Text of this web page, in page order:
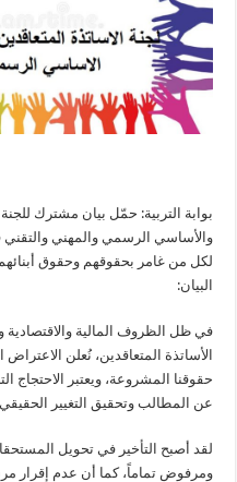
بوابة التربية: حمّل بيان مشترك للجنة
والأساسي الرسمي والمهني والتقني
لكل من غامر بحقوقهم وحقوق
البيان:
في ظل الظروف المالية والاقتصادية
الأساتذة المتعاقدين، نُعلن
حقوقنا المشروعة، ويعتبر الاحتجاج
عن المطالب وتحقيق التغيير الحقيقي
لقد أصبح التأخير في تحويل
ومرفوض تماماً، كما أن عدم إقرار